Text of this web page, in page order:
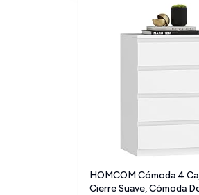
HOMCOM Cómoda 4
Cierre Suave, Cómoda